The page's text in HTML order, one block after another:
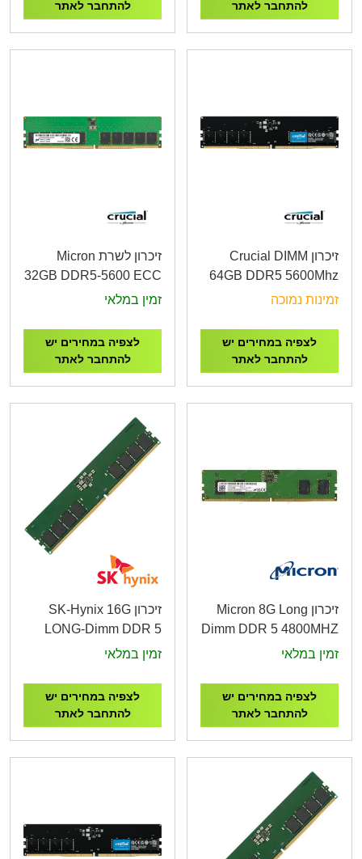
להתחבר לאתר להתחבר לאתר
זיכרון Crucial DIMM
64GB DDR5 5600Mhz
CT64G56C46U5
זמינות נמוכה
לצפיה במחירים יש
להתחבר לאתר
זיכרון לשרת Micron
32GB DDR5-5600 ECC
UDIMM 2Rx8 CL46
זמין במלאי
לצפיה במחירים יש
להתחבר לאתר
זיכרון Micron 8G Long
Dimm DDR 5 4800MHZ
1.1V
זמין במלאי
לצפיה במחירים יש
להתחבר לאתר
זיכרון SK-Hynix 16G
LONG-Dimm DDR 5
5600MHZ 1.1V
זמין במלאי
לצפיה במחירים יש
להתחבר לאתר